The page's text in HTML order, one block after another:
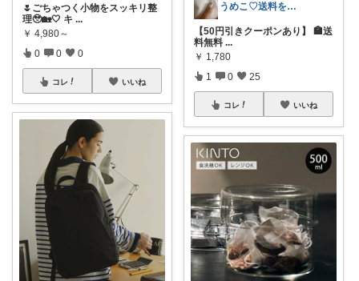
🌷ごちゃつく小物をスッキリ整
理🥹🏡🤍 キ ...
￥ 4,980～
0 0 0
コレ いいね
うめこ♡送料を気にせずお買い物♪
【50円引きクーポンあり】 🏣送
料無料 ...
￥ 1,780
1 0 25
コレ いいね